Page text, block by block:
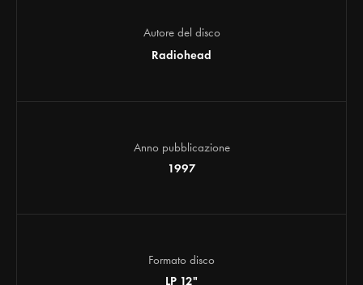
Autore del disco
Radiohead
Anno pubblicazione
1997
Formato disco
LP 12"